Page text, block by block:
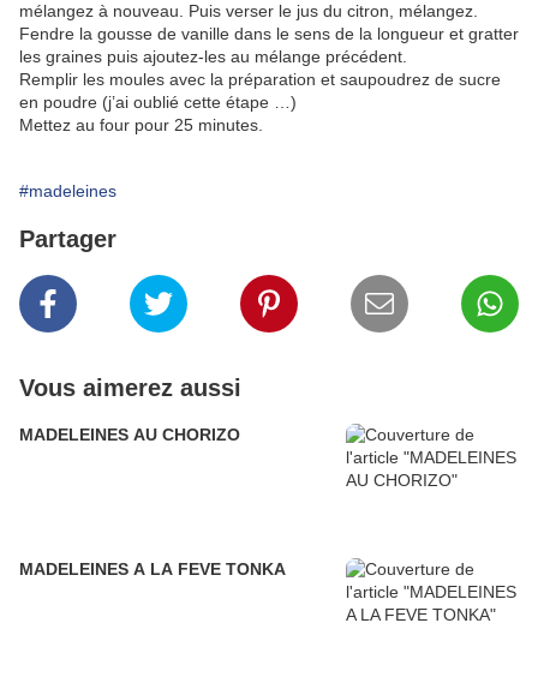
mélangez à nouveau. Puis verser le jus du citron, mélangez.
Fendre la gousse de vanille dans le sens de la longueur et gratter
les graines puis ajoutez-les au mélange précédent.
Remplir les moules avec la préparation et saupoudrez de sucre
en poudre (j’ai oublié cette étape …)
Mettez au four pour 25 minutes.
#madeleines
Partager
Vous aimerez aussi
MADELEINES AU CHORIZO
MADELEINES A LA FEVE TONKA